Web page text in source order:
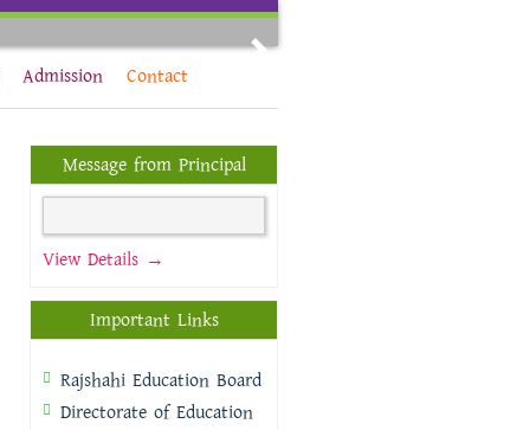
Admission Contact
Message from Principal
View Details →
Important Links
Rajshahi Education Board
Directorate of Education